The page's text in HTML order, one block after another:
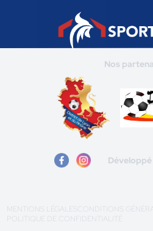
Nos
MENTIONS LÉGALES
CONDITIONS
POLITIQUE DE CONFIDENTIALITÉ